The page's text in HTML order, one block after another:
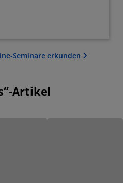
Seminare erkunden
Artikel